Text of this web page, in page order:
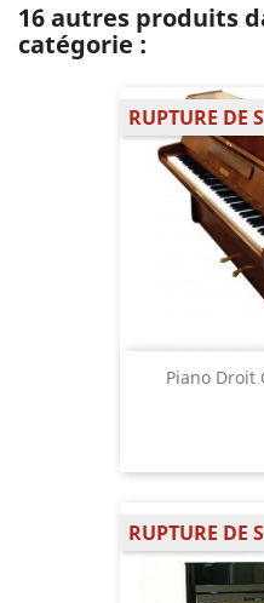
16 autres produits
catégorie :
Piano Droit
RUPTURE DE
RUPTURE DE